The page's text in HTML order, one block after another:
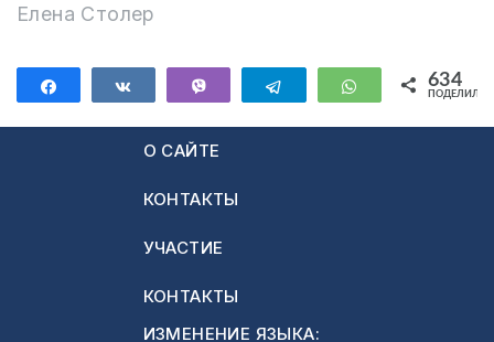
Елена Столер
ПоделитьсяПоделиться Telegram WhatsApp
634
О САЙТЕ
КОНТАКТЫ
УЧАСТИЕ
КОНТАКТЫ
ИЗМЕНЕНИЕ ЯЗЫКА: